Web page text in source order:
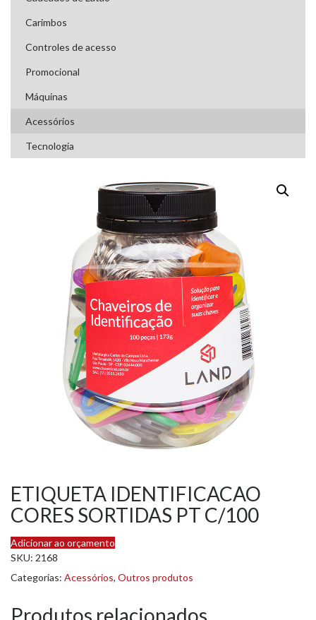
Carimbos
Controles de acesso
Promocional
Máquinas
Acessórios
Tecnologia
ETIQUETA IDENTIFICACAO
CORES SORTIDAS PT C/100
Adicionar ao orçamento
SKU: 2168
Categorias: Acessórios, Outros produtos
Produtos relacionados